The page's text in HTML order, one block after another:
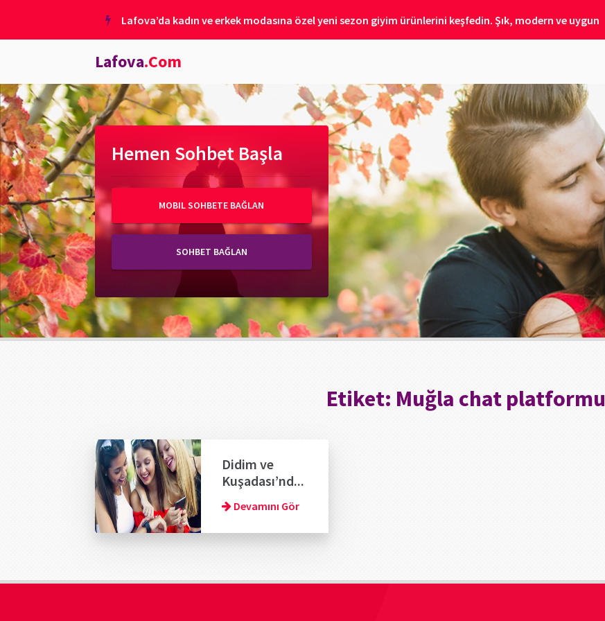
Lafova’da kadın ve erkek modasına özel yeni sezon giyim ürünlerini keşfedin. Şık, modern ve uygun
Lafova.Com
Hemen Sohbet Başla
MOBIL SOHBETE BAĞLAN
SOHBET BAĞLAN
Etiket: Muğla chat platformu
Didim ve
Kuşadası’nd...
Devamını Gör